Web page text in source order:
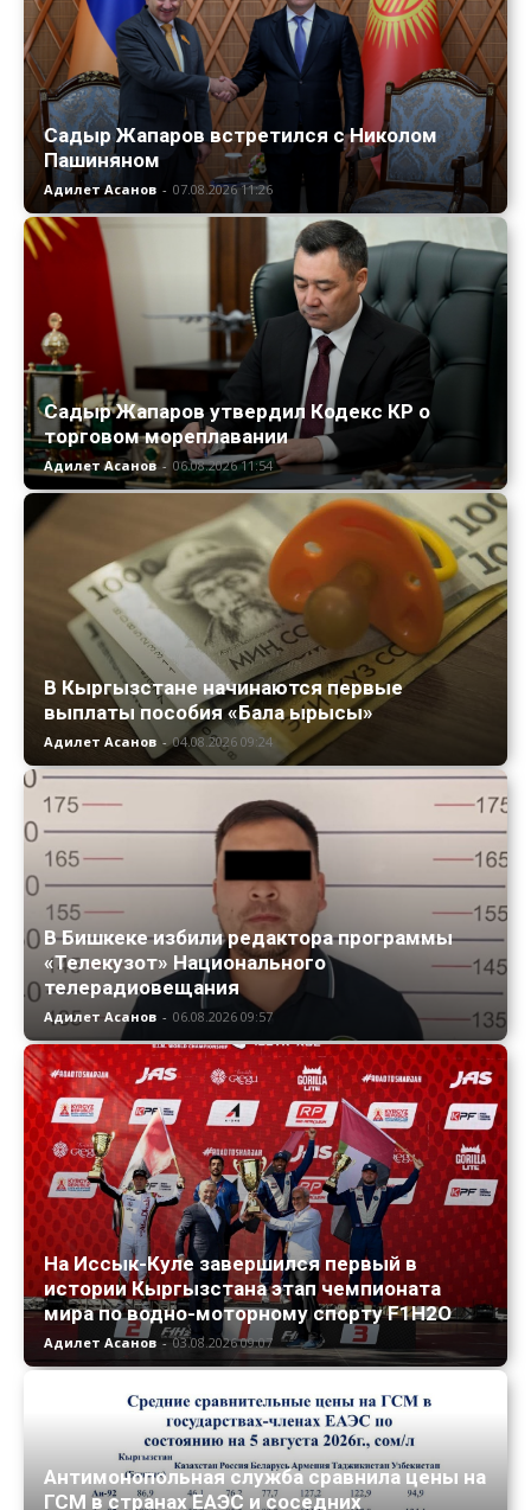
Садыр Жапаров встретился с Николом
Пашиняном
Адилет Асанов - 07.08.2026 11:26
Садыр Жапаров утвердил Кодекс КР о
торговом мореплавании
Адилет Асанов - 06.08.2026 11:54
В Кыргызстане начинаются первые
выплаты пособия «Бала ырысы»
Адилет Асанов - 04.08.2026 09:24
В Бишкеке избили редактора программы
«Телекузот» Национального
телерадиовещания
Адилет Асанов - 06.08.2026 09:57
На Иссык-Куле завершился первый в
истории Кыргызстана этап чемпионата
мира по водно-моторному спорту F1H2O
Адилет Асанов - 03.08.2026 09:07
Антимонопольная служба сравнила цены на
ГСМ в странах ЕАЭС и соседних